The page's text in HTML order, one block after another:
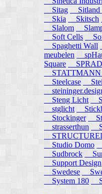
Sitag
Sitland
Skia
Skitsch
Slalom
Soft Cells
Spaghetti Wall
meubelen
Square
STATTMANN
Steelcase
Steng Licht
stglicht
Stockinger
strasserthun
Studio Domo
Sudbrock
Support Design
Swedese
System 180